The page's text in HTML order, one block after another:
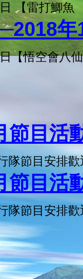
【雷打鯽魚
【悟空會八仙
節目活
隊節目安排
節目活
隊節目安排